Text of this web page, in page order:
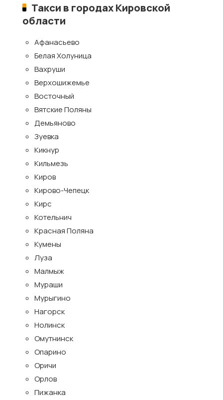
Такси в городах Кировской
области
Афанасьево
Белая Холуница
Вахруши
Верхошижемье
Восточный
Вятские Поляны
Демьяново
Зуевка
Кикнур
Кильмезь
Киров
Кирово-Чепецк
Кирс
Котельнич
Красная Поляна
Кумены
Луза
Малмыж
Мураши
Мурыгино
Нагорск
Нолинск
Омутнинск
Опарино
Оричи
Орлов
Пижанка